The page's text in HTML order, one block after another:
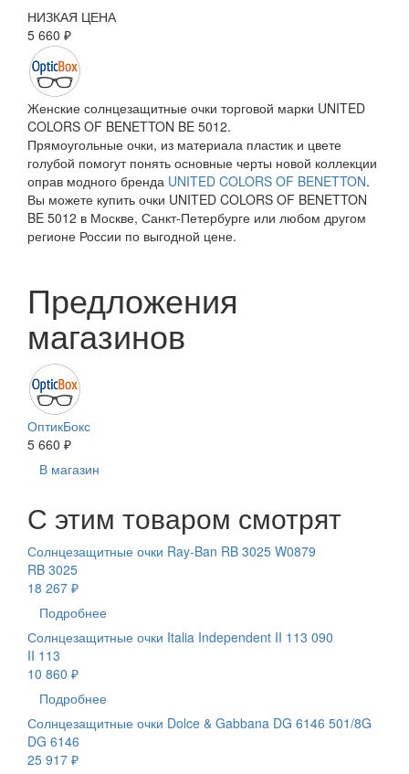
НИЗКАЯ ЦЕНА
5 660 ₽
Женские солнцезащитные очки торговой марки UNITED
COLORS OF BENETTON BE 5012.
Прямоугольные очки, из материала пластик и цвете
голубой помогут понять основные черты новой коллекции
оправ модного бренда UNITED COLORS OF BENETTON.
Вы можете купить очки UNITED COLORS OF BENETTON
BE 5012 в Москве, Санкт-Петербурге или любом другом
регионе России по выгодной цене.
Предложения
магазинов
ОптикБокс
5 660 ₽
В магазин
С этим товаром смотрят
Солнцезащитные очки Ray-Ban RB 3025 W0879
RB 3025
18 267 ₽
Подробнее
Солнцезащитные очки Italia Independent II 113 090
II 113
10 860 ₽
Подробнее
Солнцезащитные очки Dolce & Gabbana DG 6146 501/8G
DG 6146
25 917 ₽